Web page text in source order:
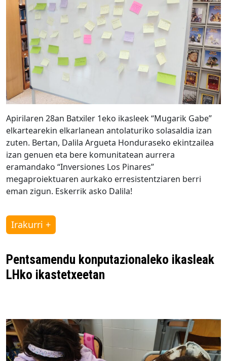
Apirilaren 28an Batxiler 1eko ikasleek “Mugarik Gabe”
elkartearekin elkarlanean antolaturiko solasaldia izan
zuten. Bertan, Dalila Argueta Honduraseko ekintzailea
izan genuen eta bere komunitatean aurrera
eramandako “Inversiones Los Pinares”
megaproiektuaren aurkako erresistentziaren berri
eman zigun. Eskerrik asko Dalila!
Irakurri +
Pentsamendu konputazionaleko ikasleak
LHko ikastetxeetan